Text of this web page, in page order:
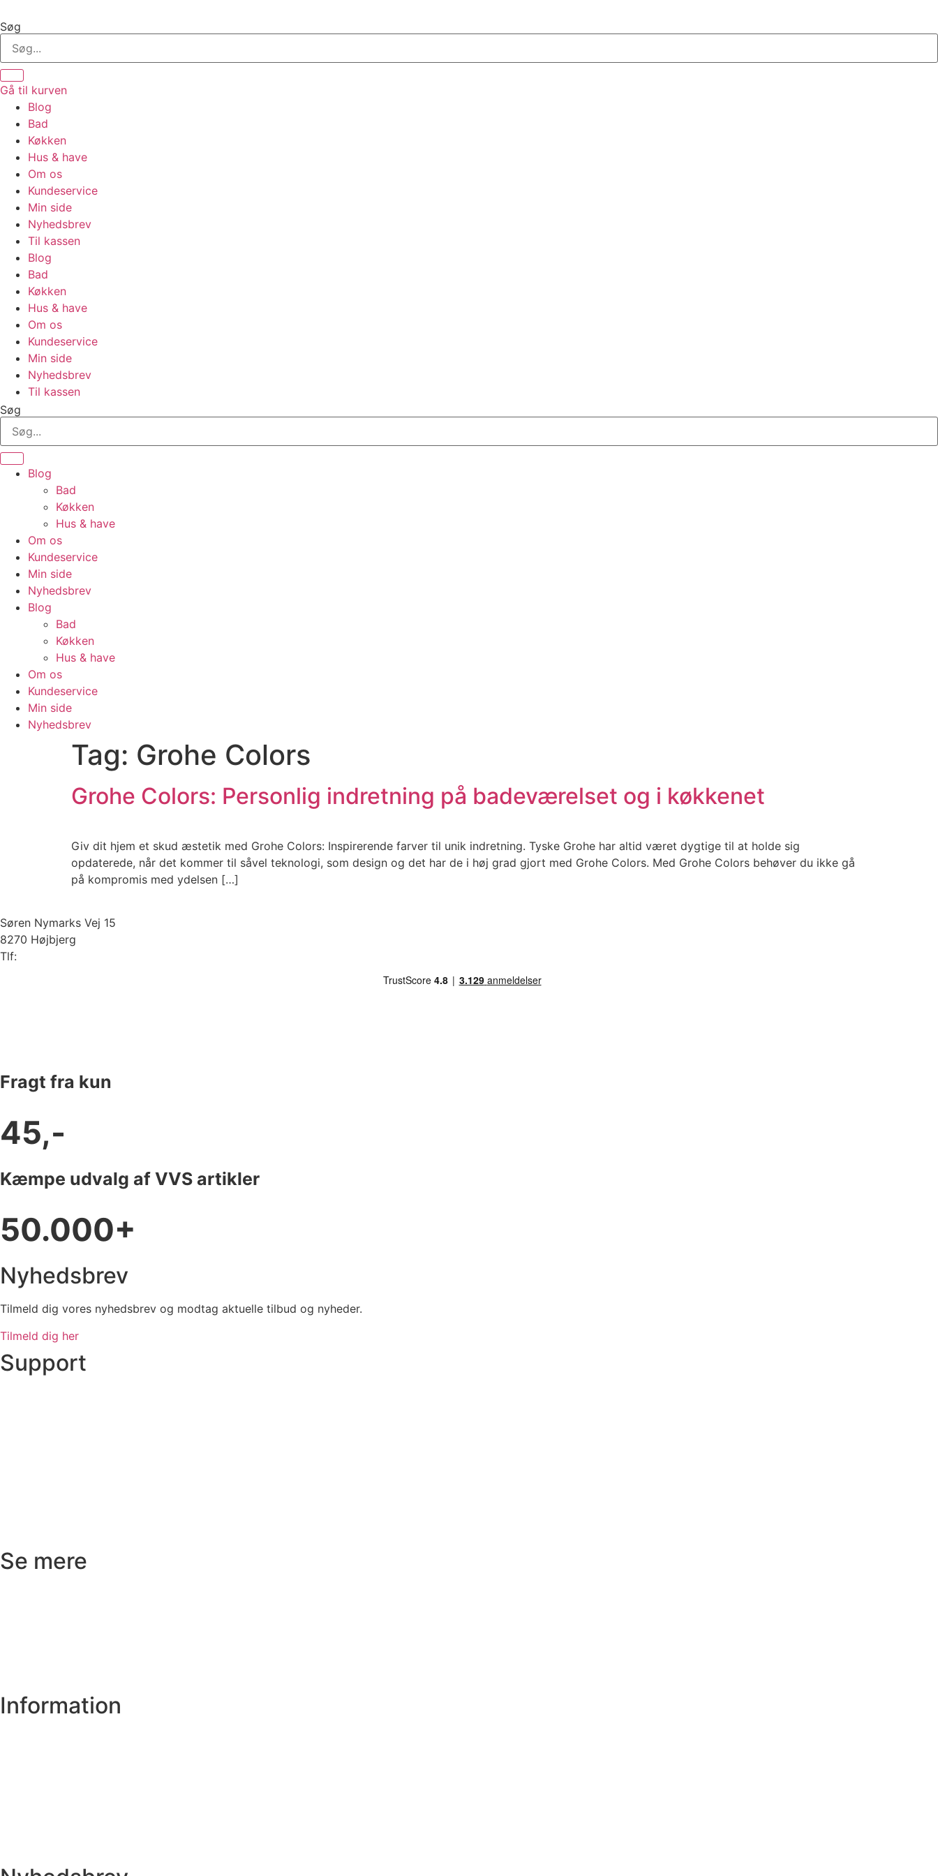
til
indhold
Søg
Gå til kurven
Blog
Bad
Køkken
Hus & have
Om os
Kundeservice
Min side
Nyhedsbrev
Til kassen
Blog
Bad
Køkken
Hus & have
Om os
Kundeservice
Min side
Nyhedsbrev
Til kassen
Søg
Blog
Bad
Køkken
Hus & have
Om os
Kundeservice
Min side
Nyhedsbrev
Blog
Bad
Køkken
Hus & have
Om os
Kundeservice
Min side
Nyhedsbrev
Tag: Grohe Colors
Grohe Colors: Personlig indretning på badeværelset og i køkkenet
Giv dit hjem et skud æstetik med Grohe Colors: Inspirerende farver til unik indretning. Tyske Grohe har altid været dygtige til at holde sig
opdaterede, når det kommer til såvel teknologi, som design og det har de i høj grad gjort med Grohe Colors. Med Grohe Colors behøver du ikke gå
på kompromis med ydelsen […]
Søren Nymarks Vej 15
8270 Højbjerg
Tlf:
Fragt fra kun
45,-
Kæmpe udvalg af VVS artikler
50.000+
Nyhedsbrev
Tilmeld dig vores nyhedsbrev og modtag aktuelle tilbud og nyheder.
Tilmeld dig her
Support
Se mere
Information